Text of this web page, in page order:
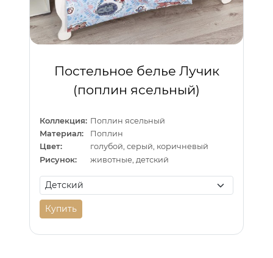
Постельное белье Лучик
(поплин ясельный)
Коллекция: Поплин ясельный
Материал:
Поплин
Цвет:
голубой, серый, коричневый
Рисунок:
животные, детский
Купить